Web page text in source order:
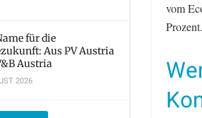
für die
Aus PV Austria
Austria
2026
vom
Prozent.